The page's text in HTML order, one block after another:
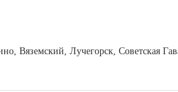
Вяземский, Лучегорск, Советская